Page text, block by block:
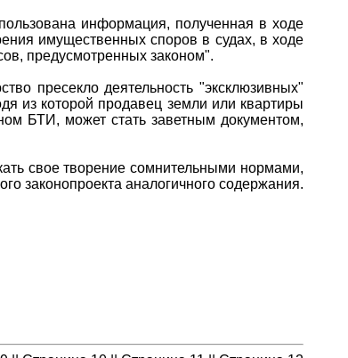
информация, полученная в ходе
имущественных споров в судах, в ходе
предусмотренных законом".
пресекло деятельность "эксклюзивных"
из которой продавец земли или квартиры
БТИ, может стать заветным документом,
свое творение сомнительными нормами,
законопроекта аналогичного содержания.